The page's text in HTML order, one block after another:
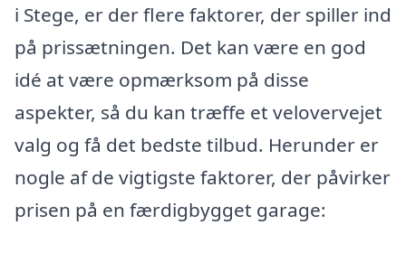
i Stege, er der flere faktorer, der spiller ind
på prissætningen. Det kan være en god
idé at være opmærksom på disse
aspekter, så du kan træffe et velovervejet
valg og få det bedste tilbud. Herunder er
nogle af de vigtigste faktorer, der påvirker
prisen på en færdigbygget garage: